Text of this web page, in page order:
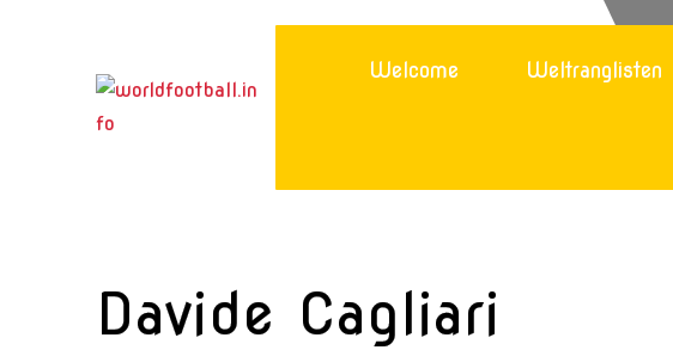
Welcome Weltranglisten
Davide Cagliari